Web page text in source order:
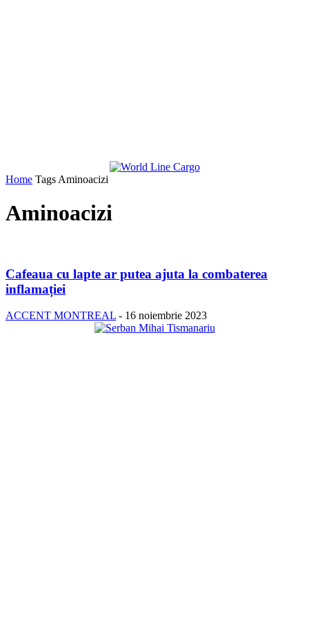
Home Tags Aminoacizi
Aminoacizi
Cafeaua cu lapte ar putea ajuta la combaterea
inflamației
ACCENT MONTREAL - 16 noiembrie 2023